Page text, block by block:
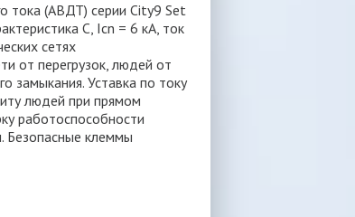
тока (АВДТ) серии City9 Set
С, Icn = 6 кА, ток
сетях
от перегрузок, людей от
замыкания. Уставка по току
людей при прямом
работоспособности
Безопасные клеммы